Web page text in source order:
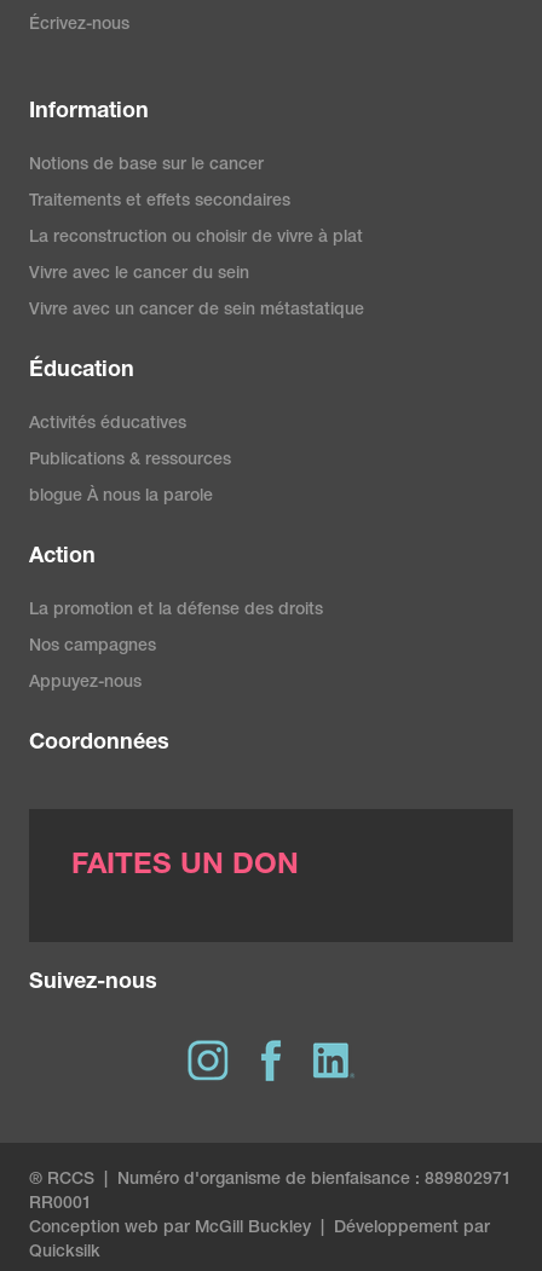
Écrivez-nous
Information
Notions de base sur le cancer
Traitements et effets secondaires
La reconstruction ou choisir de vivre à plat
Vivre avec le cancer du sein
Vivre avec un cancer de sein métastatique
Éducation
Activités éducatives
Publications & ressources
blogue À nous la parole
Action
La promotion et la défense des droits
Nos campagnes
Appuyez-nous
Coordonnées
FAITES UN DON
Suivez-nous
® RCCS | Numéro d'organisme de bienfaisance : 889802971
RR0001
Conception web par McGill Buckley
Développement par
Quicksilk